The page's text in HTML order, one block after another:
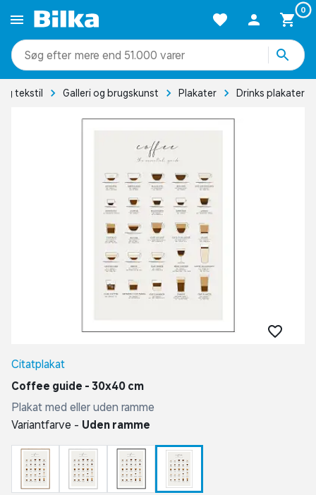
0
mere end 51.000 varer
tekstil Galleri og brugskunst Plakater Drinks plakater
Citatplakat
Coffee guide - 30x40 cm
Plakat med eller uden ramme
Variantfarve - Uden ramme